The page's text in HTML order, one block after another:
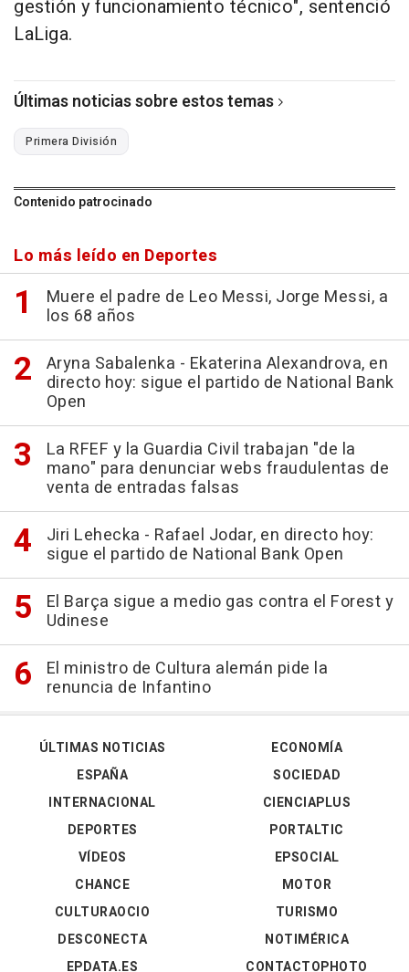
gestión y funcionamiento técnico", sentenció
LaLiga.
Últimas noticias sobre estos temas
Primera División
Contenido patrocinado
Lo más leído en Deportes
Muere el padre de Leo Messi, Jorge Messi, a
los 68 años
Aryna Sabalenka - Ekaterina Alexandrova, en
directo hoy: sigue el partido de National Bank
Open
La RFEF y la Guardia Civil trabajan "de la
mano" para denunciar webs fraudulentas de
venta de entradas falsas
Jiri Lehecka - Rafael Jodar, en directo hoy:
sigue el partido de National Bank Open
El Barça sigue a medio gas contra el Forest y
Udinese
El ministro de Cultura alemán pide la
renuncia de Infantino
ÚLTIMAS NOTICIAS
ESPAÑA
INTERNACIONAL
DEPORTES
VÍDEOS
ECONOMÍA
SOCIEDAD
CIENCIAPLUS
PORTALTIC
EPSOCIAL
CHANCE
CULTURAOCIO
DESCONECTA
EPDATA.ES
MOTOR
TURISMO
NOTIMÉRICA
CONTACTOPHOTO